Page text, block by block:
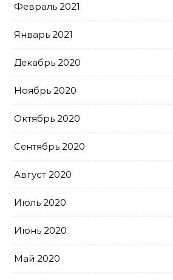
Февраль 2021
Январь 2021
Декабрь 2020
Ноябрь 2020
Октябрь 2020
Сентябрь 2020
Август 2020
Июль 2020
Июнь 2020
Май 2020